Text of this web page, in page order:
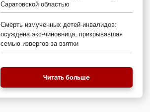
Саратовской областью
Смерть измученных детей-инвалидов:
осуждена экс-чиновница, прикрывавшая
семью извергов за взятки
Читать больше